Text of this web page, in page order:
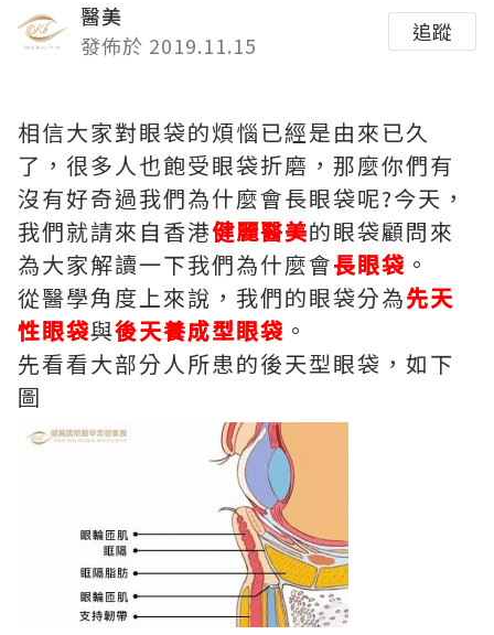
醫美
發佈於 2019.11.15
追蹤
相信大家對眼袋的煩惱已經是由來已久
了，很多人也飽受眼袋折磨，那麼你們有
沒有好奇過我們為什麼會長眼袋呢?今天，
我們就請來自香港健麗醫美的眼袋顧問來
為大家解讀一下我們為什麼會長眼袋 。
從醫學角度上來說，我們的眼袋分為先天
性眼袋與後天養成型眼袋 。
先看看大部分人所患的後天型眼袋，如下
圖